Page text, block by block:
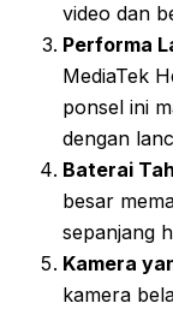
video dan
Performa
MediaTek
ponsel ini
dengan
Baterai
besar
sepanjang
Kamera
kamera